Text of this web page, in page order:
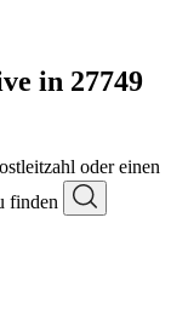
in 27749
oder einen
finden